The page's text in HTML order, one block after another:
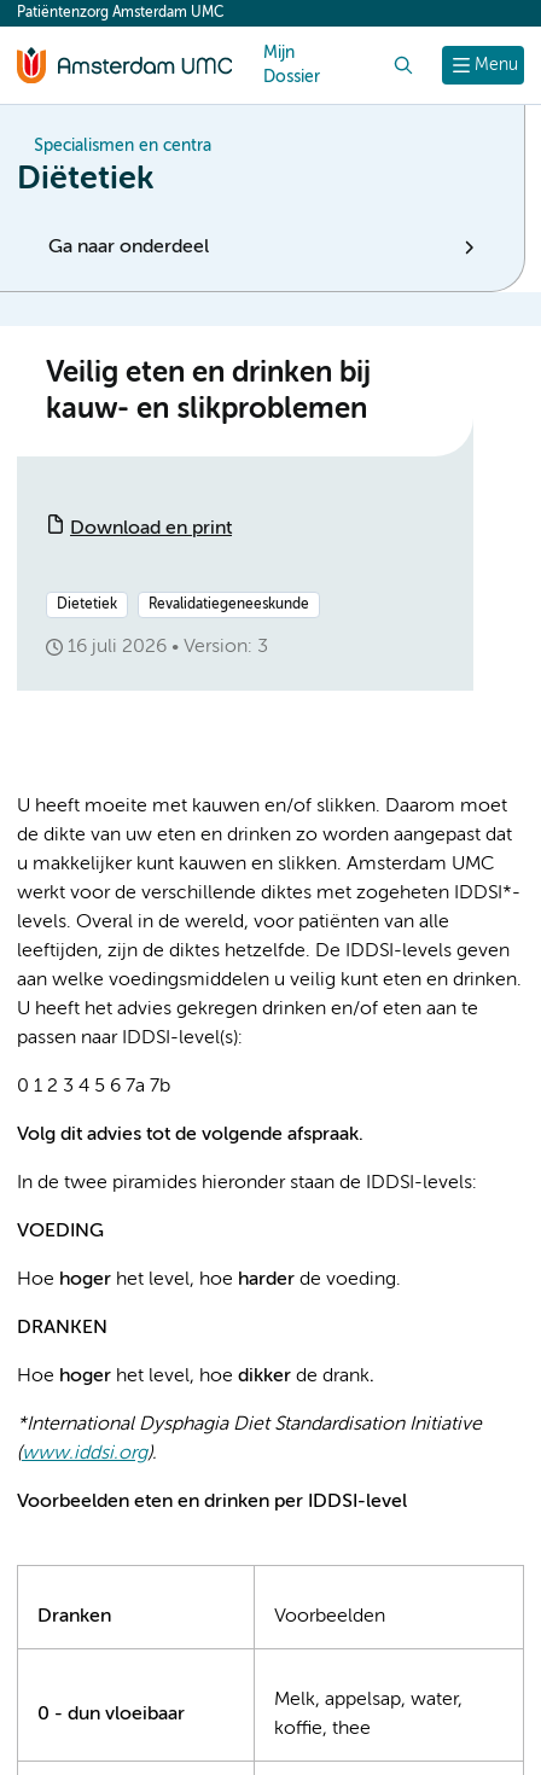
content
Menu
Patiëntenzorg Amsterdam UMC
Mijn
Dossier
Specialismen en centra
Diëtetiek
Ga naar onderdeel
Veilig eten en drinken bij
kauw- en slikproblemen
Download en print
Dietetiek Revalidatiegeneeskunde
16 juli 2026 Version: 3
U heeft moeite met kauwen en/of slikken. Daarom moet
de dikte van uw eten en drinken zo worden aangepast dat
u makkelijker kunt kauwen en slikken. Amsterdam UMC
werkt voor de verschillende diktes met zogeheten IDDSI*-
levels. Overal in de wereld, voor patiënten van alle
leeftijden, zijn de diktes hetzelfde. De IDDSI-levels geven
aan welke voedingsmiddelen u veilig kunt eten en drinken.
U heeft het advies gekregen drinken en/of eten aan te
passen naar IDDSI-level(s):
0 1 2 3 4 5 6 7a 7b
Volg dit advies tot de volgende afspraak.
In de twee piramides hieronder staan de IDDSI-levels:
VOEDING
Hoe hoger het level, hoe harder de voeding.
DRANKEN
Hoe hoger het level, hoe dikker de drank.
*International Dysphagia Diet Standardisation Initiative
(www.iddsi.org).
Voorbeelden eten en drinken per IDDSI-level
Dranken Voorbeelden
0 - dun vloeibaar
Melk, appelsap, water,
koffie, thee